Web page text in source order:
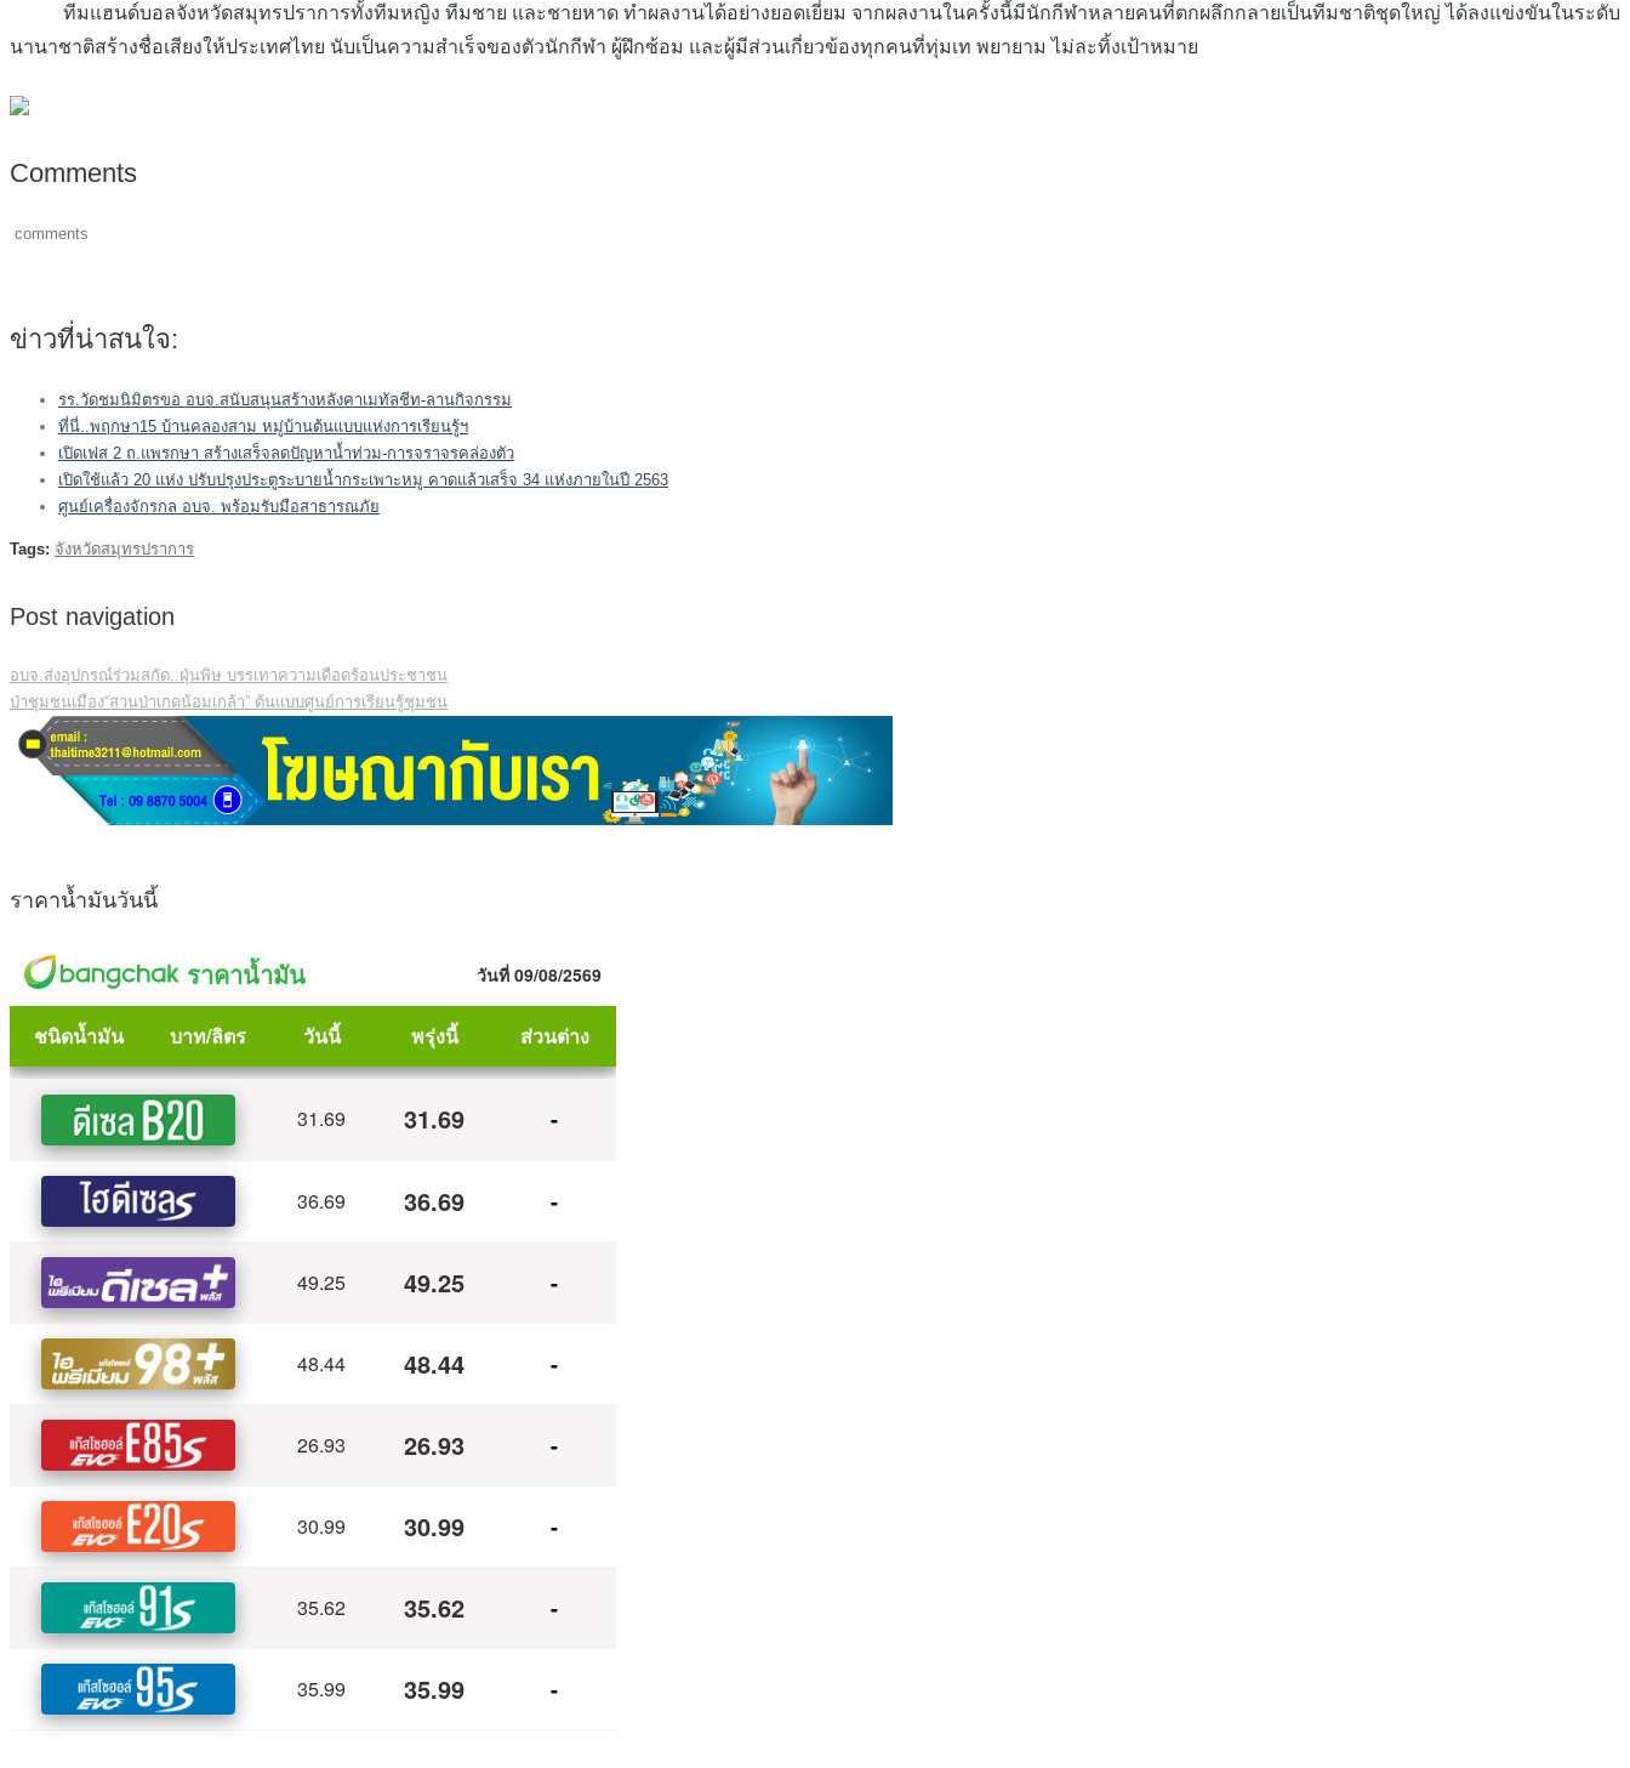
ทีมแฮนด์บอลจังหวัดสมุทรปราการทั้งทีมหญิง ทีมชาย และชายหาด ทำผลงานได้อย่างยอดเยี่ยม จากผลงานในครั้งนี้มีนักกีฬาหลายคนที่ตกผลึกกลายเป็นทีมชาติชุดใหญ่ ได้ลงแข่งขันในระดับ
นานาชาติสร้างชื่อเสียงให้ประเทศไทย นับเป็นความสำเร็จของตัวนักกีฬา ผู้ฝึกซ้อม และผู้มีส่วนเกี่ยวข้องทุกคนที่ทุ่มเท พยายาม ไม่ละทิ้งเป้าหมาย
Comments
comments
ข่าวที่น่าสนใจ:
รร.วัดชมนิมิตรขอ อบจ.สนับสนุนสร้างหลังคาเมทัลชีท-ลานกิจกรรม
ที่นี่..พฤกษา15 บ้านคลองสาม หมู่บ้านต้นแบบแห่งการเรียนรู้ฯ
เปิดเฟส 2 ถ.แพรกษา สร้างเสร็จลดปัญหาน้ำท่วม-การจราจรคล่องตัว
เปิดใช้แล้ว 20 แห่ง ปรับปรุงประตูระบายน้ำกระเพาะหมู คาดแล้วเสร็จ 34 แห่งภายในปี 2563
ศูนย์เครื่องจักรกล อบจ. พร้อมรับมือสาธารณภัย
Tags: จังหวัดสมุทรปราการ
Post navigation
อบจ.ส่งอุปกรณ์ร่วมสกัด..ฝุ่นพิษ บรรเทาความเดือดร้อนประชาชน
ป่าชุมชนเมือง“สวนป่าเกดน้อมเกล้า” ต้นแบบศูนย์การเรียนรู้ชุมชน
ราคาน้ำมันวันนี้